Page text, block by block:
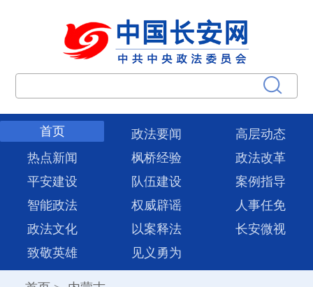
首页 政法要闻
高层动态
热点新闻
枫桥经验
政法改革
平安建设
队伍建设
案例指导
智能政法
权威辟谣
人事任免
政法文化
以案释法
长安微视
致敬英雄
见义勇为